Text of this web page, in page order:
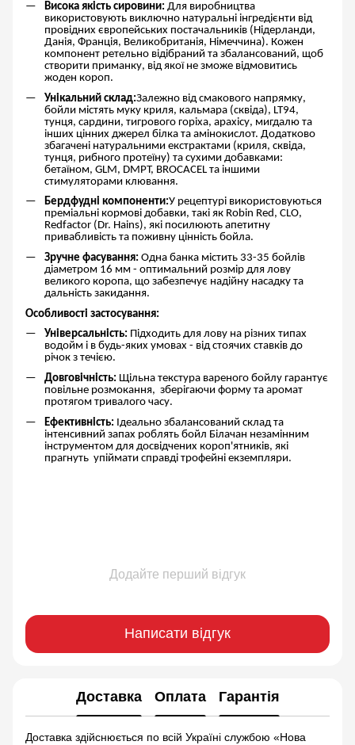
Висока якість сировини: Для виробництва
використовують виключно натуральні інгредієнти від
провідних європейських постачальників (Нідерланди,
Данія, Франція, Великобританія, Німеччина). Кожен
компонент ретельно відібраний та збалансований, щоб
створити приманку, від якої не зможе відмовитись
жоден короп.
Унікальний склад:Залежно від смакового напрямку,
бойли містять муку криля, кальмара (сквіда), LT94,
тунця, сардини, тигрового горіха, арахісу, мигдалю та
інших цінних джерел білка та амінокислот. Додатково
збагачені натуральними екстрактами (криля, сквіда,
тунця, рибного протеїну) та сухими добавками:
бетаїном, GLM, DMPT, BROCACEL та іншими
стимуляторами клювання.
Бердфудні компоненти:У рецептурі використовуються
преміальні кормові добавки, такі як Robin Red, CLO,
Redfactor (Dr. Hains), які посилюють апетитну
привабливість та поживну цінність бойла.
Зручне фасування: Одна банка містить 33-35 бойлів
діаметром 16 мм - оптимальний розмір для лову
великого коропа, що забезпечує надійну насадку та
дальність закидання.
Особливості застосування:
Універсальність: Підходить для лову на різних типах
водойм і в будь-яких умовах - від стоячих ставків до
річок з течією.
Довговічність: Щільна текстура вареного бойлу гарантує
повільне розмокання, зберігаючи форму та аромат
протягом тривалого часу.
Ефективність: Ідеально збалансований склад та
інтенсивний запах роблять бойл Білачан незамінним
інструментом для досвідчених короп'ятників, які
прагнуть упіймати справді трофейні екземпляри.
Додайте перший відгук
Написати відгук
Доставка Оплата Гарантія
Доставка здійснюється по всій Україні службою «Нова